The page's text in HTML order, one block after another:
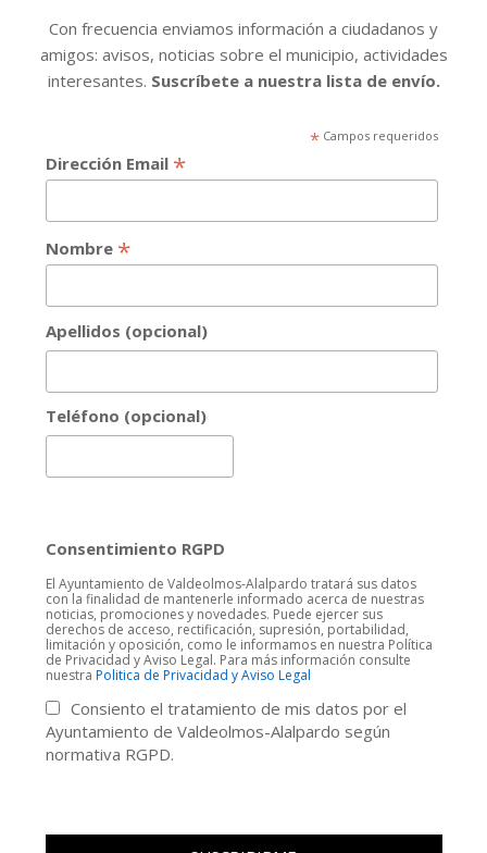
Con frecuencia enviamos información a ciudadanos y
amigos: avisos, noticias sobre el municipio, actividades
interesantes. Suscríbete a nuestra lista de envío.
*Campos requeridos
Dirección Email *
Nombre *
Apellidos (opcional)
Teléfono (opcional)
Consentimiento RGPD
El Ayuntamiento de Valdeolmos-Alalpardo tratará sus datos
con la finalidad de mantenerle informado acerca de nuestras
noticias, promociones y novedades. Puede ejercer sus
derechos de acceso, rectificación, supresión, portabilidad,
limitación y oposición, como le informamos en nuestra Política
de Privacidad y Aviso Legal. Para más información consulte
nuestra Politica de Privacidad y Aviso Legal
Consiento el tratamiento de mis datos por el
Ayuntamiento de Valdeolmos-Alalpardo según
normativa RGPD.